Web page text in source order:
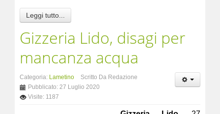
Leggi tutto...
Gizzeria Lido, disagi per
mancanza acqua
Categoria: Lametino
Scritto Da Redazione
Pubblicato: 27 Luglio 2020
Visite: 1187